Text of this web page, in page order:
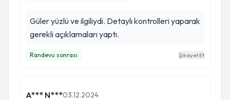
Güler yüzlü ve ilgiliydi. Detaylı kontrolleri yaparak
gerekli açıklamaları yaptı.
Randevu sonrası Şikayet Et
A*** N***03.12.2024